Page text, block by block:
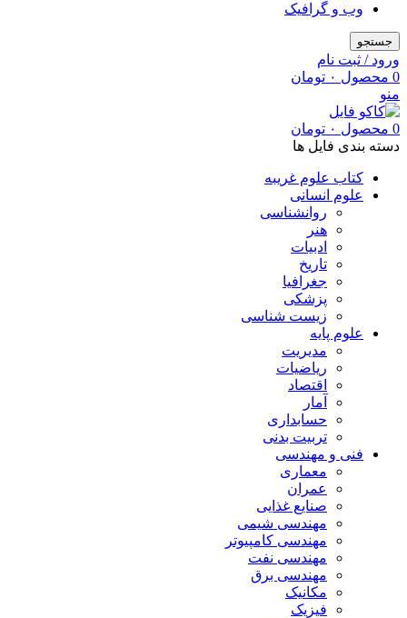
وب و گرافیک
جستجو
ورود / ثبت نام
0 محصول ۰ تومان
منو
0 محصول ۰ تومان
دسته بندی فایل ها
کتاب علوم غریبه
علوم انسانی
روانشناسی
هنر
ادبیات
تاریخ
جغرافیا
پزشکی
زیست شناسی
علوم پایه
مدیریت
ریاضیات
اقتصاد
آمار
حسابداری
تربیت بدنی
فنی و مهندسی
معماری
عمران
صنایع غذایی
مهندسی شیمی
مهندسی کامپیوتر
مهندسی نفت
مهندسی برق
مکانیک
فیزیک